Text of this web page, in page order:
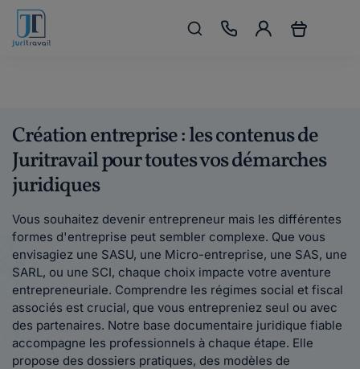
Création entreprise : les contenus de
Juritravail pour toutes vos démarches
juridiques
Vous souhaitez devenir entrepreneur mais les différentes
formes d'entreprise peut sembler complexe. Que vous
envisagiez une SASU, une Micro-entreprise, une SAS, une
SARL, ou une SCI, chaque choix impacte votre aventure
entrepreneuriale. Comprendre les régimes social et fiscal
associés est crucial, que vous entrepreniez seul ou avec
des partenaires. Notre base documentaire juridique fiable
accompagne les professionnels à chaque étape. Elle
propose des dossiers pratiques, des modèles de